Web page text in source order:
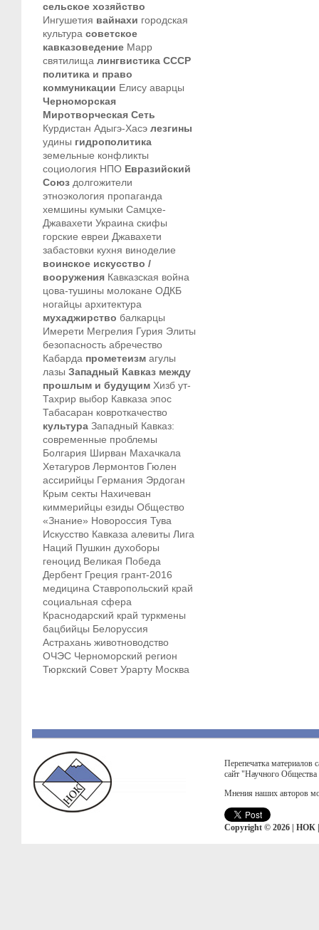
сельское хозяйство
Ингушетия вайнахи городская
культура советское
кавказоведение Марр
святилища лингвистика СССР
политика и право
коммуникации Елису аварцы
Черноморская
Миротворческая Сеть
Курдистан Адыгэ-Хасэ лезгины
удины гидрополитика
земельные конфликты
социология НПО Евразийский
Союз долгожители
этноэкология пропаганда
хемшины кумыки Самцхе-
Джавахети Украина скифы
горские евреи Джавахети
забастовки кухня виноделие
воинское искусство /
вооружения Кавказская война
цова-тушины молокане ОДКБ
ногайцы архитектура
мухаджирство балкарцы
Имерети Мегрелия Гурия Элиты
безопасность абречество
Кабарда прометеизм агулы
лазы Западный Кавказ между
прошлым и будущим Хизб ут-
Тахрир выбор Кавказа эпос
Табасаран ковроткачество
культура Западный Кавказ:
современные проблемы
Болгария Ширван Махачкала
Хетагуров Лермонтов Гюлен
ассирийцы Германия Эрдоган
Крым секты Нахичеван
киммерийцы езиды Общество
«Знание» Новороссия Тува
Искусство Кавказа алевиты Лига
Наций Пушкин духоборы
геноцид Великая Победа
Дербент Греция грант-2016
медицина Ставропольский край
социальная сфера
Краснодарский край туркмены
бацбийцы Белоруссия
Астрахань животноводство
ОЧЭС Черноморский регион
Тюркский Совет Урарту Москва
Перепечатка материалов
сайт "Научного
Мнения наших авторов
Copyright © 2026 | НОК